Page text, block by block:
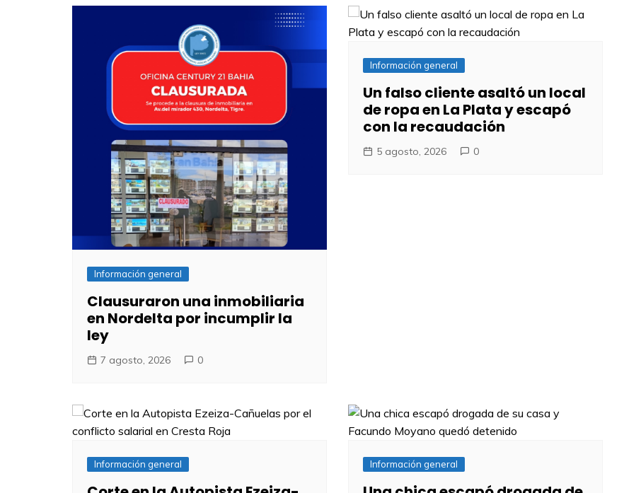
Información general
Clausuraron una inmobiliaria
en Nordelta por incumplir la
ley
7 agosto, 2026 0
Información general
Un falso cliente asaltó un local
de ropa en La Plata y escapó
con la recaudación
5 agosto, 2026 0
Información general Información general